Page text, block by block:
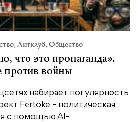
,Литклуб,Общество
что это пропаганда».
против войны
набирает популярность
Fertoke – политическая
с помощью AI-